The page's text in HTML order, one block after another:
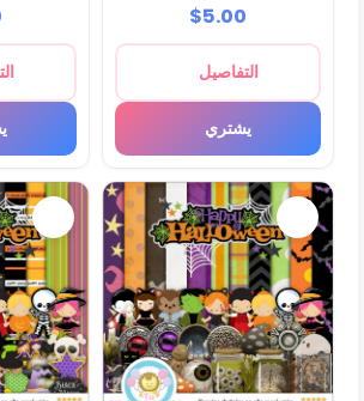
Scrapbook and Party
Kits
$5.00
التفاصيل
يشتري